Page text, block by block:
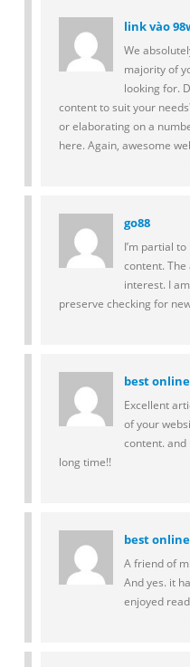
link vào
We
majority of
looking for.
content to suit your
or elaborating on a
here. Again, awesome
go88
I’m partial
content.
interest. I
preserve checking for
best
Excellent
of your
content. and
long time!!
best
A friend of
And yes. it
enjoyed